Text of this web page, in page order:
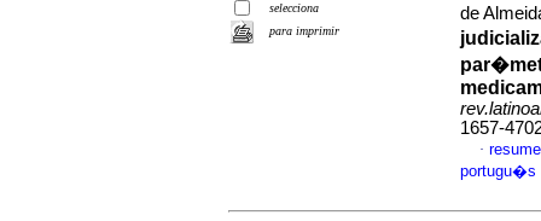
selecciona
para imprimir
de
1657-
·
portugu�s